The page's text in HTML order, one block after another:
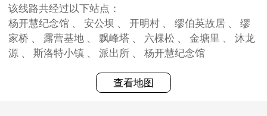
该线路共经过以下站点：
杨开慧纪念馆 、 安公坝 、 开明村 、 缪伯英故居 、 缪
家桥 、 露营基地 、 飘峰塔 、 六棵松 、 金塘里 、 沐龙
源 、 斯洛特小镇 、 派出所 、 杨开慧纪念馆
查看地图